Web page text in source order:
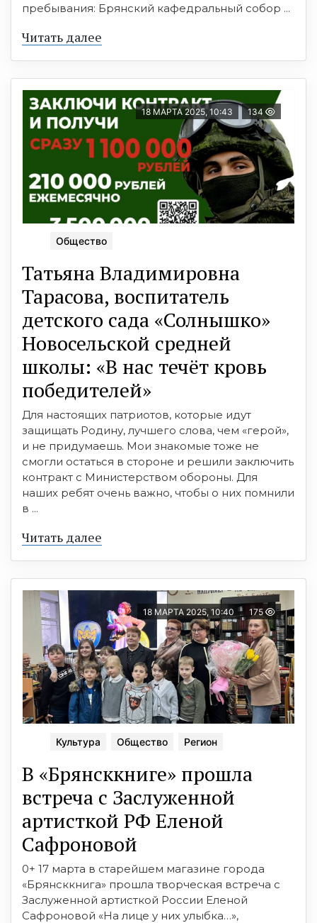
пребывания: Брянский кафедральный собор ...
Читать далее
18 МАРТА 2025, 10:43 134
Общество
Татьяна Владимировна
Тарасова, воспитатель
детского сада «Солнышко»
Новосельской средней
школы: «В нас течёт кровь
победителей»
Для настоящих патриотов, которые идут
защищать Родину, лучшего слова, чем «герой»,
и не придумаешь. Мои знакомые тоже не
смогли остаться в стороне и решили заключить
контракт с Министерством обороны. Для
наших ребят очень важно, чтобы о них помнили
в ...
Читать далее
18 МАРТА 2025, 10:40 175
Культура Общество Регион
В «Брянсккниге» прошла
встреча с Заслуженной
артисткой РФ Еленой
Сафроновой
0+ 17 марта в старейшем магазине города
«Брянсккнига» прошла творческая встреча с
Заслуженной артисткой России Еленой
Сафроновой «На лице у них улыбка…»,